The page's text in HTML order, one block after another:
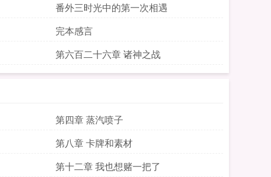
番外三时光中的第一次相遇
完本感言
第六百二十六章 诸神之战
第四章 蒸汽喷子
第八章 卡牌和素材
第十二章 我也想赌一把了